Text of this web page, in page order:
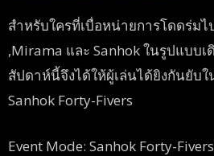
สำหรับใครที่เบื่อหน่ายการโดดร่มไ
,Mirama และ Sanhok ในรูปแบบเ
สัปดาห์นี้จึงได้ให้ผู้เล่นได้ยิงกันยับใ
Sanhok Forty-Fivers
Event Mode: Sanhok Forty-